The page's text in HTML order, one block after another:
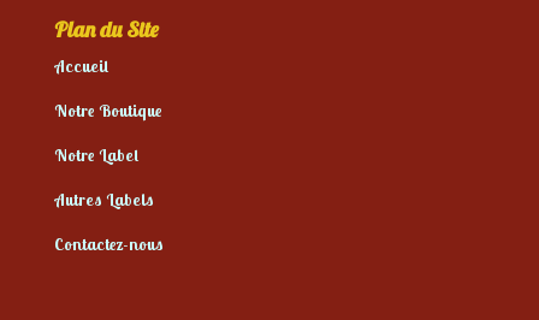
Plan du Site
Accueil
Notre Boutique
Notre Label
Autres Labels
Contactez-nous